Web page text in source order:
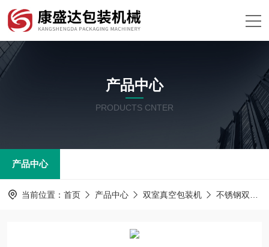
产品中心
PRODUCTS CNTER
产品中心
当前位置： 首页 产品中心 双室真空包装机 不锈钢双室真空包装机